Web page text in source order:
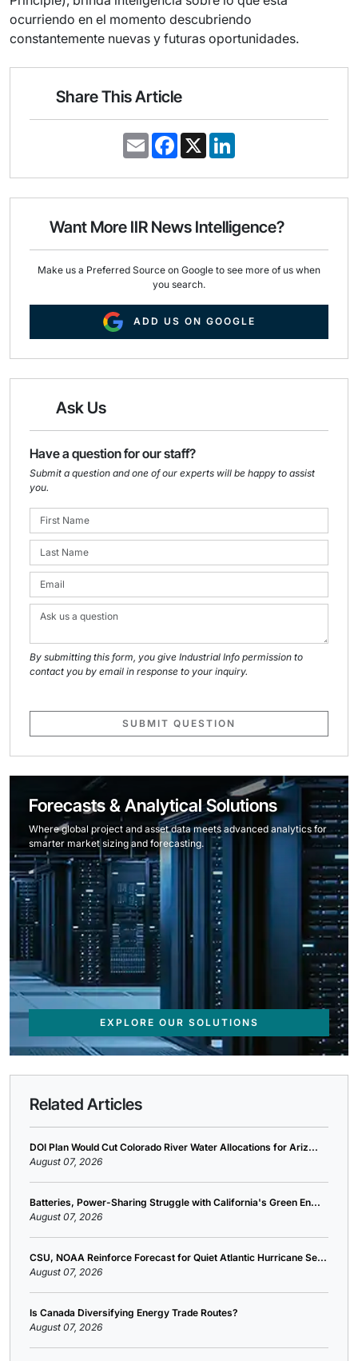
ocurriendo en el momento descubriendo
constantemente nuevas y futuras oportunidades.
Share This Article
E
m
i
F
a
e
o
k
X
k
d
n
Want More IIR News Intelligence?
Make us a Preferred Source on Google to see more of us when
you search.
ADD US ON GOOGLE
Ask Us
Have a question for our staff?
Submit a question and one of our experts will be happy to assist
you.
By submitting this form, you give Industrial Info permission to
contact you by email in response to your inquiry.
SUBMIT QUESTION
Forecasts & Analytical Solutions
Where global project and asset data meets advanced analytics for
smarter market sizing and forecasting.
EXPLORE OUR SOLUTIONS
Related Articles
DOI Plan Would Cut Colorado River Water Allocations for Ariz...
August 07, 2026
Batteries, Power-Sharing Struggle with California's Green En...
August 07, 2026
CSU, NOAA Reinforce Forecast for Quiet Atlantic Hurricane Se...
August 07, 2026
Is Canada Diversifying Energy Trade Routes?
August 07, 2026